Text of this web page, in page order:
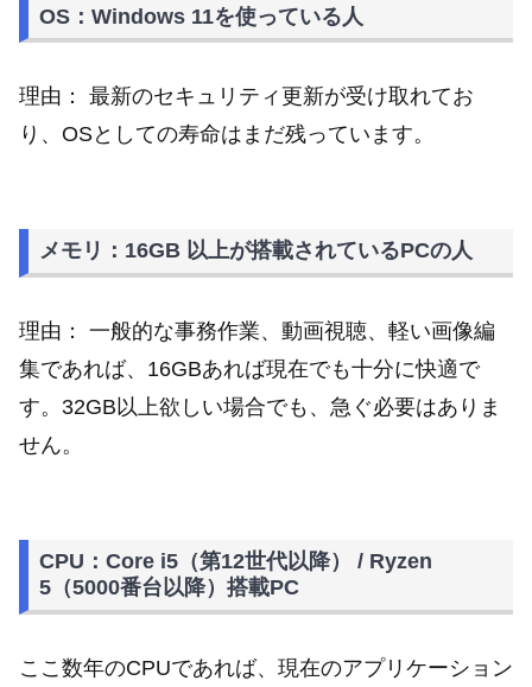
OS：Windows 11を使っている人
理由： 最新のセキュリティ更新が受け取れてお
り、OSとしての寿命はまだ残っています。
メモリ：16GB 以上が搭載されているPCの人
理由： 一般的な事務作業、動画視聴、軽い画像編
集であれば、16GBあれば現在でも十分に快適で
す。32GB以上欲しい場合でも、急ぐ必要はありま
せん。
CPU：Core i5（第12世代以降） / Ryzen
5（5000番台以降）搭載PC
ここ数年のCPUであれば、現在のアプリケーション